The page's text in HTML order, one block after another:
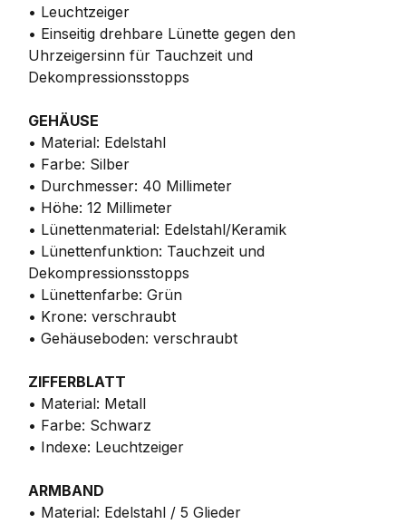
• Leuchtzeiger
• Einseitig drehbare Lünette gegen den
Uhrzeigersinn für Tauchzeit und
Dekompressionsstopps
GEHÄUSE
• Material: Edelstahl
• Farbe: Silber
• Durchmesser: 40 Millimeter
• Höhe: 12 Millimeter
• Lünettenmaterial: Edelstahl/Keramik
• Lünettenfunktion: Tauchzeit und
Dekompressionsstopps
• Lünettenfarbe: Grün
• Krone: verschraubt
• Gehäuseboden: verschraubt
ZIFFERBLATT
• Material: Metall
• Farbe: Schwarz
• Indexe: Leuchtzeiger
ARMBAND
• Material: Edelstahl / 5 Glieder